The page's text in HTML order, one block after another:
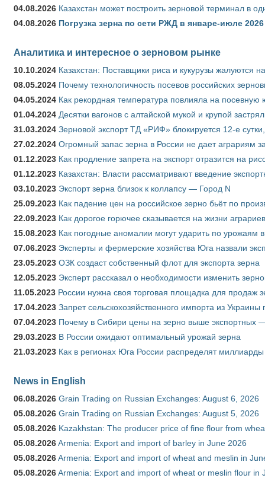
04.08.2026 Казахстан может построить зерновой терминал в
04.08.2026 Погрузка зерна по сети РЖД в январе-июле
Аналитика и интересное о зерновом рынке
10.10.2024 Казахстан: Поставщики риса и кукурузы жалуются
08.05.2024 Почему технологичность посевов российских
04.05.2024 Как рекордная температура повлияла на
01.04.2024 Десятки вагонов с алтайской мукой и крупой
31.03.2024 Зерновой экспорт ТД «РИФ» блокируется 12-е
27.02.2024 Огромный запас зерна в России не дает аграриям
01.12.2023 Как продление запрета на экспорт отразится на
01.12.2023 Казахстан: Власти рассматривают введение
03.10.2023 Экспорт зерна близок к коллапсу — Город N
25.09.2023 Как падение цен на российское зерно бьёт по
22.09.2023 Как дорогое горючее сказывается на жизни аграриев
15.08.2023 Как погодные аномалии могут ударить по урожаям
07.06.2023 Эксперты и фермерские хозяйства Юга назвали
23.05.2023 ОЗК создаст собственный флот для экспорта зерна
12.05.2023 Эксперт рассказал о необходимости изменить
11.05.2023 России нужна своя торговая площадка для продаж
17.04.2023 Запрет сельскохозяйственного импорта из
07.04.2023 Почему в Сибири цены на зерно выше экспортных
29.03.2023 В России ожидают оптимальный урожай зерна
21.03.2023 Как в регионах Юга России распределят
News in English
06.08.2026 Grain Trading on Russian Exchanges: August 6, 2026
05.08.2026 Grain Trading on Russian Exchanges: August 5, 2026
05.08.2026 Kazakhstan: The producer price of fine flour from
05.08.2026Armenia: Export and import of barley in June 2026
05.08.2026Armenia: Export and import of wheat and meslin in
05.08.2026Armenia: Export and import of wheat or meslin flour in